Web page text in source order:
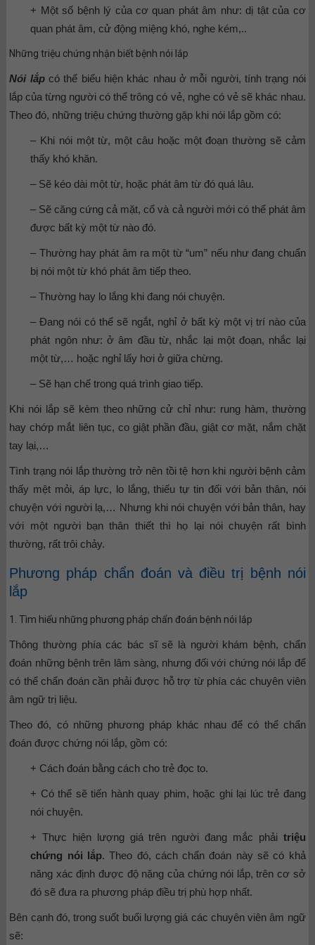
+ Một số bệnh lý của cơ quan phát âm như: dị tật của cơ
quan phát âm, cử động miệng khó, nghe kém,..
Những triệu chứng nhận biết bệnh nói lắp
Nói lắp có thể biểu hiện khác nhau ở mỗi người, tính trạng nói
lắp của từng người có thể trông có vẻ, nghe có vẻ sẽ khác nhau.
Theo đó, những triệu chứng thường gặp khi nói lắp gồm có:
– Khi nói một từ, một câu hoặc một đoạn thường sẽ cảm
thấy khó khăn.
– Sẽ kéo dài một từ, hoặc phát âm từ đó quá lâu.
– Sẽ căng cứng cả mặt, cổ và cả người mới có thể phát âm
được bất kỳ một từ nào đó.
– Thường hay phát âm ra một từ “um” nếu như đang chuẩn
bị nói một từ khó phát âm tiếp theo.
– Thường hay lo lắng khi đang nói chuyện.
– Đang nói có thể sẽ ngắt, nghỉ ở bất kỳ một vị trí nào của
phát ngôn như: ở âm đầu từ, nhắc lại một đoạn, nhắc lại
một từ,… hoặc nghỉ lấy hơi ở giữa chừng.
– Sẽ hạn chế trong quá trình giao tiếp.
Khi nói lắp sẽ kèm theo những cử chỉ như: rung hàm, thường
hay chớp mắt liên tục, co giật phần đầu, giật cơ mặt, nắm chặt
tay lại,…
Tình trạng nói lắp thường trở nên tồi tệ hơn khi người bệnh cảm
thấy mệt mỏi, áp lực, lo lắng, thiếu tự tin đối với bản thân, nói
chuyện với người lạ,… Nhưng khi nói chuyện với bản thân, hay
với một người bạn thân thiết thì họ lại nói chuyện rất bình
thường, rất trôi chảy.
Phương pháp chẩn đoán và điều trị bệnh nói
lắp
1. Tìm hiểu những phương pháp chẩn đoán bệnh nói lắp
Thông thường phía các bác sĩ sẽ là người khám bệnh, chẩn
đoán những bệnh trên lâm sàng, nhưng đối với chứng nói lắp để
có thể chẩn đoán cần phải được hỗ trợ từ phía các chuyên viên
âm ngữ trị liệu.
Theo đó, có những phương pháp khác nhau để có thể chẩn
đoán được chứng nói lắp, gồm có:
+ Cách đoán bằng cách cho trẻ đọc to.
+ Có thể sẽ tiến hành quay phim, hoặc ghi lại lúc trẻ đang
nói chuyện.
+ Thực hiện lượng giá trên người đang mắc phải triệu
chứng nói lắp. Theo đó, cách chẩn đoán này sẽ có khả
năng xác định được độ nặng của chứng nói lắp, trên cơ sở
đó sẽ đưa ra phương pháp điều trị phù hợp nhất.
Bên cạnh đó, trong suốt buổi lượng giá các chuyên viên âm ngữ
sẽ: